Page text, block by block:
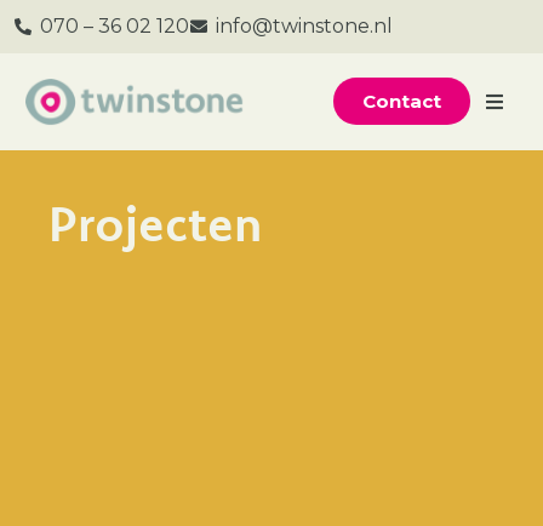
070 – 36 02 120 info@twinstone.nl
Contact
Projecten